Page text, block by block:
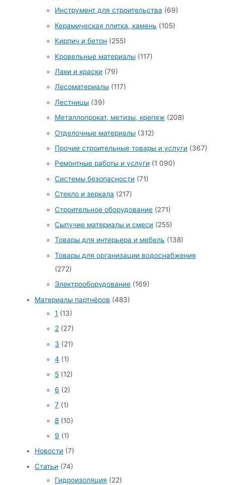
Инструмент для строительства (69)
Керамическая плитка, камень (105)
Кирпич и бетон (255)
Кровельные материалы (117)
Лаки и краски (79)
Лесоматериалы (117)
Лестницы (39)
Металлопрокат, метизы, крепеж (208)
Отделочные материалы (312)
Прочие строительные товары и услуги (367)
Ремонтные работы и услуги (1 090)
Системы безопасности (71)
Стекло и зеркала (217)
Строительное оборудование (271)
Сыпучие материалы и смеси (255)
Товары для интерьера и мебель (138)
Товары для организации водоснабжения
(272)
Электрооборудование (169)
Материалы партнёров (483)
1 (13)
2 (27)
3 (21)
4 (1)
5 (12)
6 (2)
7 (1)
8 (10)
9 (1)
Новости (7)
Статьи (74)
Гидроизоляция (22)